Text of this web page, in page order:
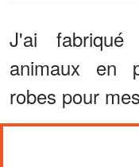
J'ai fabriqué
animaux en
robes pour